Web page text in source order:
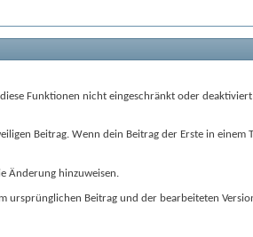
Funktionen nicht eingeschränkt oder deaktiviert
Beitrag. Wenn dein Beitrag der Erste in einem
Änderung hinzuweisen.
Beitrag und der bearbeiteten